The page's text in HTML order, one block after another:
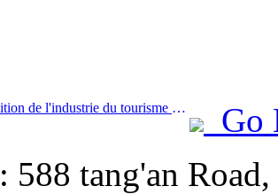
Prev:L'Exposition de l'industrie du tourisme culturel de Chine 2025 se tiendra à Wuhan du 12 au 14 septembre.
Go
588 tang'an